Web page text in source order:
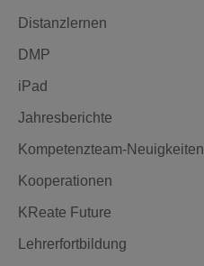
Distanzlernen
DMP
iPad
Jahresberichte
Kompetenzteam-Neuigkeiten
Kooperationen
KReate Future
Lehrerfortbildung